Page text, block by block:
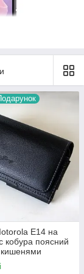
E14 на
кобура поясний
кишенями